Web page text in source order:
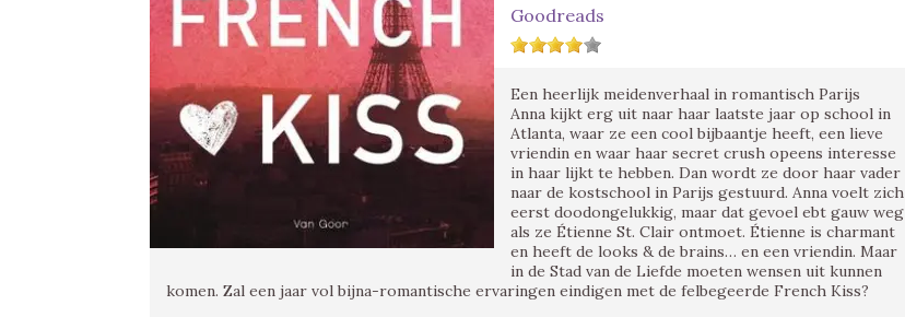
Goodreads
Een heerlijk meidenverhaal in romantisch Parijs
Anna kijkt erg uit naar haar laatste jaar op school in
Atlanta, waar ze een cool bijbaantje heeft, een lieve
vriendin en waar haar secret crush opeens interesse
in haar lijkt te hebben. Dan wordt ze door haar vader
naar de kostschool in Parijs gestuurd. Anna voelt zich
eerst doodongelukkig, maar dat gevoel ebt gauw weg
als ze Étienne St. Clair ontmoet. Étienne is charmant
en heeft de looks & de brains… en een vriendin. Maar
in de Stad van de Liefde moeten wensen uit kunnen
komen. Zal een jaar vol bijna-romantische ervaringen eindigen met de felbegeerde French Kiss?